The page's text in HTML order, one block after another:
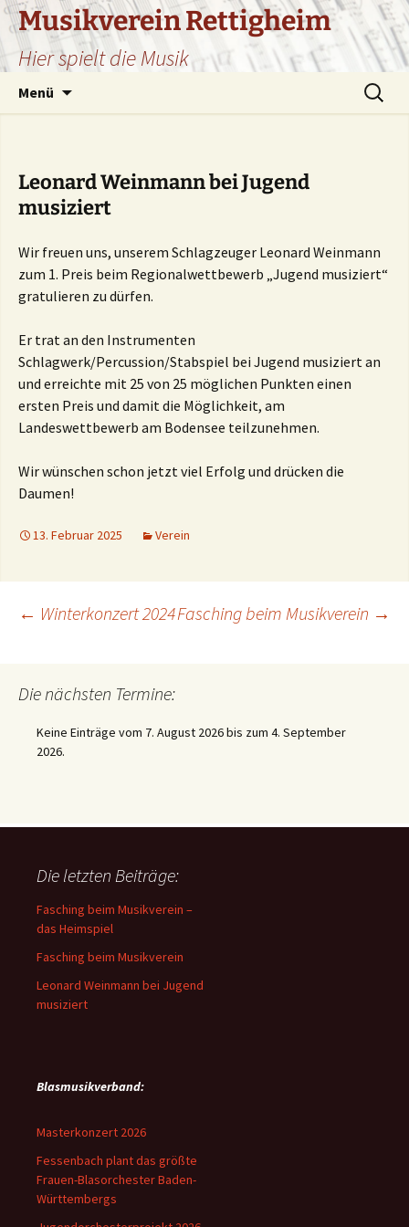
Zum
Inhalt
springen
Musikverein Rettigheim
Hier spielt die Musik
Menü
Suchen
nach:
Leonard Weinmann bei Jugend
musiziert
Wir freuen uns, unserem Schlagzeuger Leonard Weinmann
zum 1. Preis beim Regionalwettbewerb „Jugend musiziert“
gratulieren zu dürfen.
Er trat an den Instrumenten
Schlagwerk/Percussion/Stabspiel bei Jugend musiziert an
und erreichte mit 25 von 25 möglichen Punkten einen
ersten Preis und damit die Möglichkeit, am
Landeswettbewerb am Bodensee teilzunehmen.
Wir wünschen schon jetzt viel Erfolg und drücken die
Daumen!
13. Februar 2025 Verein
Beitragsnavigation
← Winterkonzert 2024Fasching beim Musikverein →
Die nächsten Termine:
Keine Einträge vom 7. August 2026 bis zum 4. September
2026.
Die letzten Beiträge:
Fasching beim Musikverein –
das Heimspiel
Fasching beim Musikverein
Leonard Weinmann bei Jugend
musiziert
Blasmusikverband:
Masterkonzert 2026
Fessenbach plant das größte
Frauen-Blasorchester Baden-
Württembergs